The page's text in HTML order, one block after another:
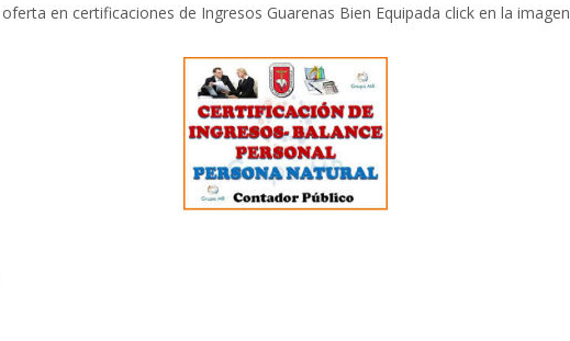
oferta en certificaciones de Ingresos Guarenas Bien Equipada click en la imagen